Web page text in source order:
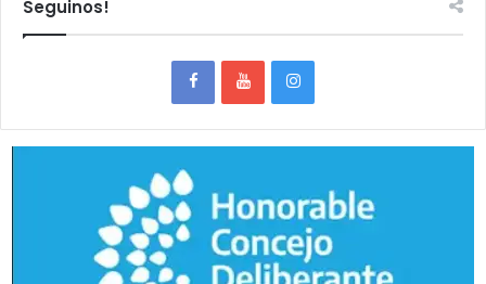
Seguinos!